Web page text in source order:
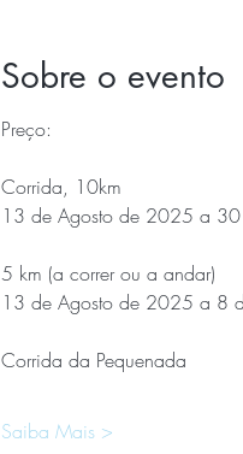
Sobre o evento
Preço:
Corrida, 10km
13 de Agosto de 2025 a
5 km (a correr ou a andar)
13 de Agosto de 2025 a 8
Corrida da Pequenada
Saiba Mais >